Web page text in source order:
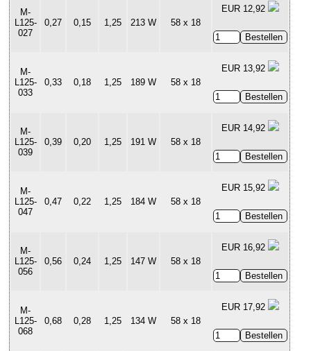
M-
L125-
027
0,27 0,15 1,25 213 W 58 x 18
EUR 12,92
M-
L125-
033
0,33 0,18 1,25 189 W 58 x 18
EUR 13,92
M-
L125-
039
0,39 0,20 1,25 191 W 58 x 18
EUR 14,92
M-
L125-
047
0,47 0,22 1,25 184 W 58 x 18
EUR 15,92
M-
L125-
056
0,56 0,24 1,25 147 W 58 x 18
EUR 16,92
M-
L125-
068
0,68 0,28 1,25 134 W 58 x 18
EUR 17,92